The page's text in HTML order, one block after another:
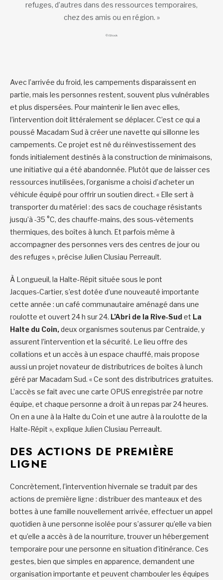
refuges, d’autres dans des ressources temporaires,
chez des amis ou en région. »
© iStock
Avec l’arrivée du froid, les campements disparaissent en
partie, mais les personnes restent, souvent plus vulnérables
et plus dispersées. Pour maintenir le lien avec elles,
l’intervention doit littéralement se déplacer. C’est ce qui a
poussé Macadam Sud à créer une navette qui sillonne les
campements. Ce projet est né du réinvestissement des
fonds initialement destinés à la construction de minimaisons,
une initiative qui a été abandonnée. Plutôt que de laisser ces
ressources inutilisées, l’organisme a choisi d’acheter un
véhicule équipé pour offrir un soutien direct. « Elle sert à
transporter du matériel : des sacs de couchage résistants
jusqu’à -35 °C, des chauffe-mains, des sous-vêtements
thermiques, des boîtes à lunch. Et parfois même à
accompagner des personnes vers des centres de jour ou
des refuges », précise Julien Clusiau Perreault.
À Longueuil, la Halte‑Répit située sous le pont
Jacques‑Cartier, s’est dotée d’une nouveauté importante
cette année : un café communautaire aménagé dans une
roulotte et ouvert 24 h sur 24. L’Abri de la Rive‑Sudet La
Halte du Coin,deux organismes soutenus par Centraide, y
assurent l’intervention et la sécurité. Le lieu offre des
collations et un accès à un espace chauffé, mais propose
aussi un projet novateur de distributrices de boîtes à lunch
géré par Macadam Sud. « Ce sont des distributrices gratuites.
L’accès se fait avec une carte OPUS enregistrée par notre
équipe, et chaque personne a droit à un repas par 24 heures.
On en a une à la Halte du Coin et une autre à la roulotte de la
Halte‑Répit », explique Julien Clusiau Perreault.
DES ACTIONS DE PREMIÈRE
LIGNE
Concrètement, l’intervention hivernale se traduit par des
actions de première ligne : distribuer des manteaux et des
bottes à une famille nouvellement arrivée, effectuer un appel
quotidien à une personne isolée pour s’assurer qu’elle va bien
et qu’elle a accès à de la nourriture, trouver un hébergement
temporaire pour une personne en situation d’itinérance. Ces
gestes, bien que simples en apparence, demandent une
organisation importante et peuvent chambouler les équipes